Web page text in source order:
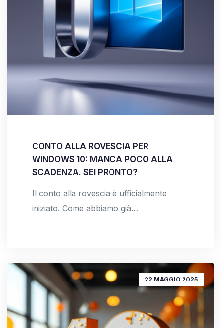
CONTO ALLA ROVESCIA PER
WINDOWS 10: MANCA POCO ALLA
SCADENZA. SEI PRONTO?
Il conto alla rovescia è ufficialmente
iniziato. Come abbiamo già…
22 MAGGIO 2025